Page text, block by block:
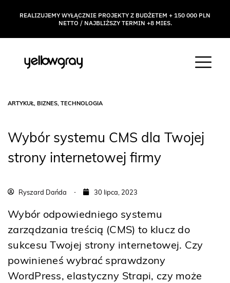
REALIZUJEMY WYŁĄCZNIE PROJEKTY Z BUDŻETEM + 150 000 PLN
NETTO / NAJBLIŻSZY TERMIN +8 MIES.
ARTYKUŁ, BIZNES, TECHNOLOGIA
Wybór systemu CMS dla Twojej
strony internetowej firmy
Ryszard Dańda 30 lipca, 2023
Wybór odpowiedniego systemu
zarządzania treścią (CMS) to klucz do
sukcesu Twojej strony internetowej. Czy
powinieneś wybrać sprawdzony
WordPress, elastyczny Strapi, czy może